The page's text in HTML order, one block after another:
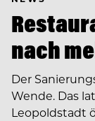
nach
Der
Wende. Das
Leopoldstadt